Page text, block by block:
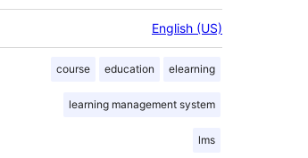
English (US)
course education elearning
learning management system
lms